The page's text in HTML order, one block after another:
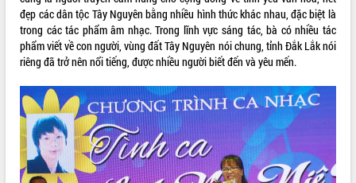
Nam Anh hùng” và trao Huân chương
Lao động
UBND tỉnh Đắk Lắk triển khai nhiệm
vụ 6 tháng cuối năm 2026
Kỳ họp thứ Hai, Hội đồng nhân dân
tỉnh khóa XI quyết nghị nhiều nội dung
quan trọng
Bí thư Tỉnh ủy Lương Nguyễn Minh
Triết thăm, tặng quà người có công với
cách mạng
ALBUM ẢNH
đẹp các dân tộc Tây Nguyên bằng nhiều hình thức khác nhau, đặc biệt là
trong các tác phẩm âm nhạc. Trong lĩnh vực sáng tác, bà có nhiều tác
phẩm viết về con người, vùng đất Tây Nguyên nói chung, tỉnh Đắk Lắk nói
riêng đã trở nên nổi tiếng, được nhiều người biết đến và yêu mến.